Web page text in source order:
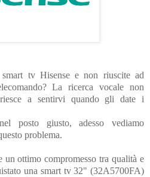
tv Hisense e non riuscite ad
La ricerca vocale non
a sentirvi quando gli date i
posto giusto, adesso vediamo
problema.
un ottimo compromesso tra qualità e
una smart tv 32" (32A5700FA)